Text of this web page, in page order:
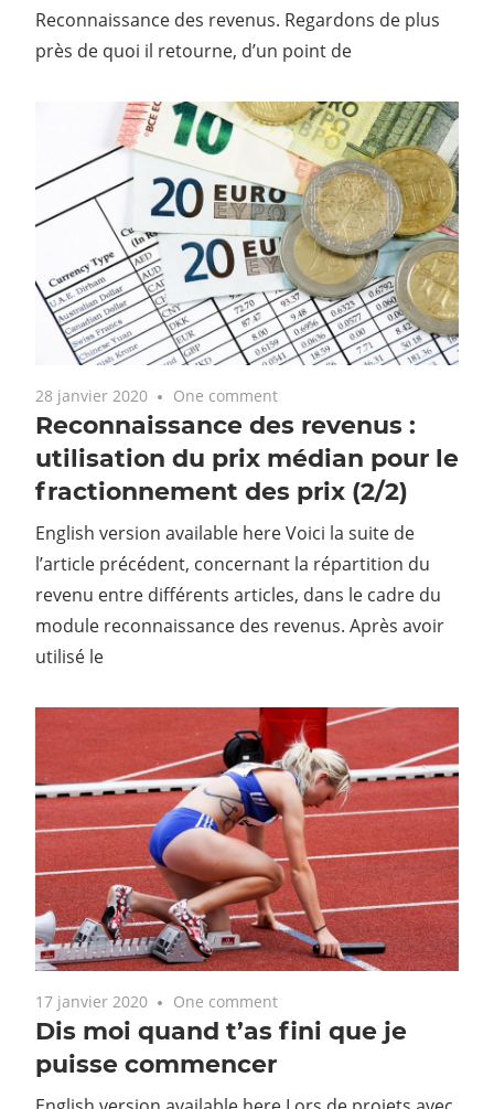
Reconnaissance des revenus. Regardons de plus
près de quoi il retourne, d’un point de
28 janvier 2020 One comment
Reconnaissance des revenus :
utilisation du prix médian pour le
fractionnement des prix (2/2)
English version available here Voici la suite de
l’article précédent, concernant la répartition du
revenu entre différents articles, dans le cadre du
module reconnaissance des revenus. Après avoir
utilisé le
17 janvier 2020 One comment
Dis moi quand t’as fini que je
puisse commencer